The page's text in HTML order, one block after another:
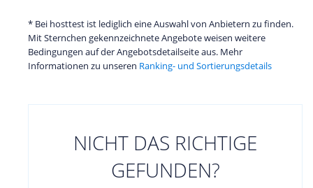
* Bei hosttest ist lediglich eine Auswahl von Anbietern zu finden.
Mit Sternchen gekennzeichnete Angebote weisen weitere
Bedingungen auf der Angebotsdetailseite aus. Mehr
Informationen zu unseren Ranking- und Sortierungsdetails
NICHT DAS RICHTIGE
GEFUNDEN?